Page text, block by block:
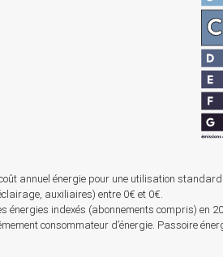
annuel énergie pour une utilisation
auxiliaires) entre 0€ et 0€.
énergies indexés (abonnements compris) en
consommateur d’énergie. Passoire